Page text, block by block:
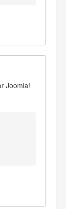
Joomla!